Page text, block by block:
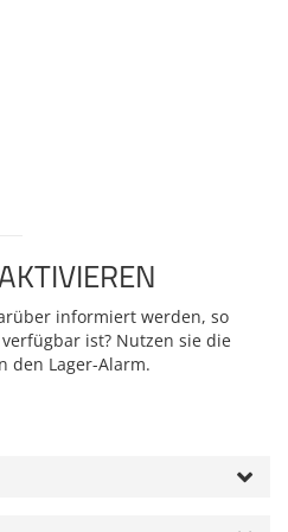
informiert werden, so
ist? Nutzen sie die
den Lager-Alarm.